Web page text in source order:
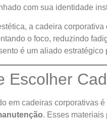
com sua identidade
a cadeira
o foco, reduzindo
é um aliado estratégico
Escolher
em cadeiras corporativas
. Esses materiais